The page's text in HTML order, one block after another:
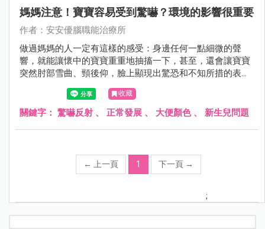
媽媽注意！寶寶容易受到驚嚇？環境的影響很重要
作者：安安優腦職能治療所
做過媽媽的人一定有這樣的感受：身邊任何一點細微的聲
響，就能讓懷中的寶寶重重地抽搐一下，甚至，還會讓寶寶
突然肘部雪曲、頸後仰，臉上顯現出驚恐和不知所措的表
情，好像受了天大的驚嚇。
收藏
關鍵字： 驚嚇反射 、 正常發展 、 大便顏色、 新生兒問題
← 上一頁 1 下一頁 →
;